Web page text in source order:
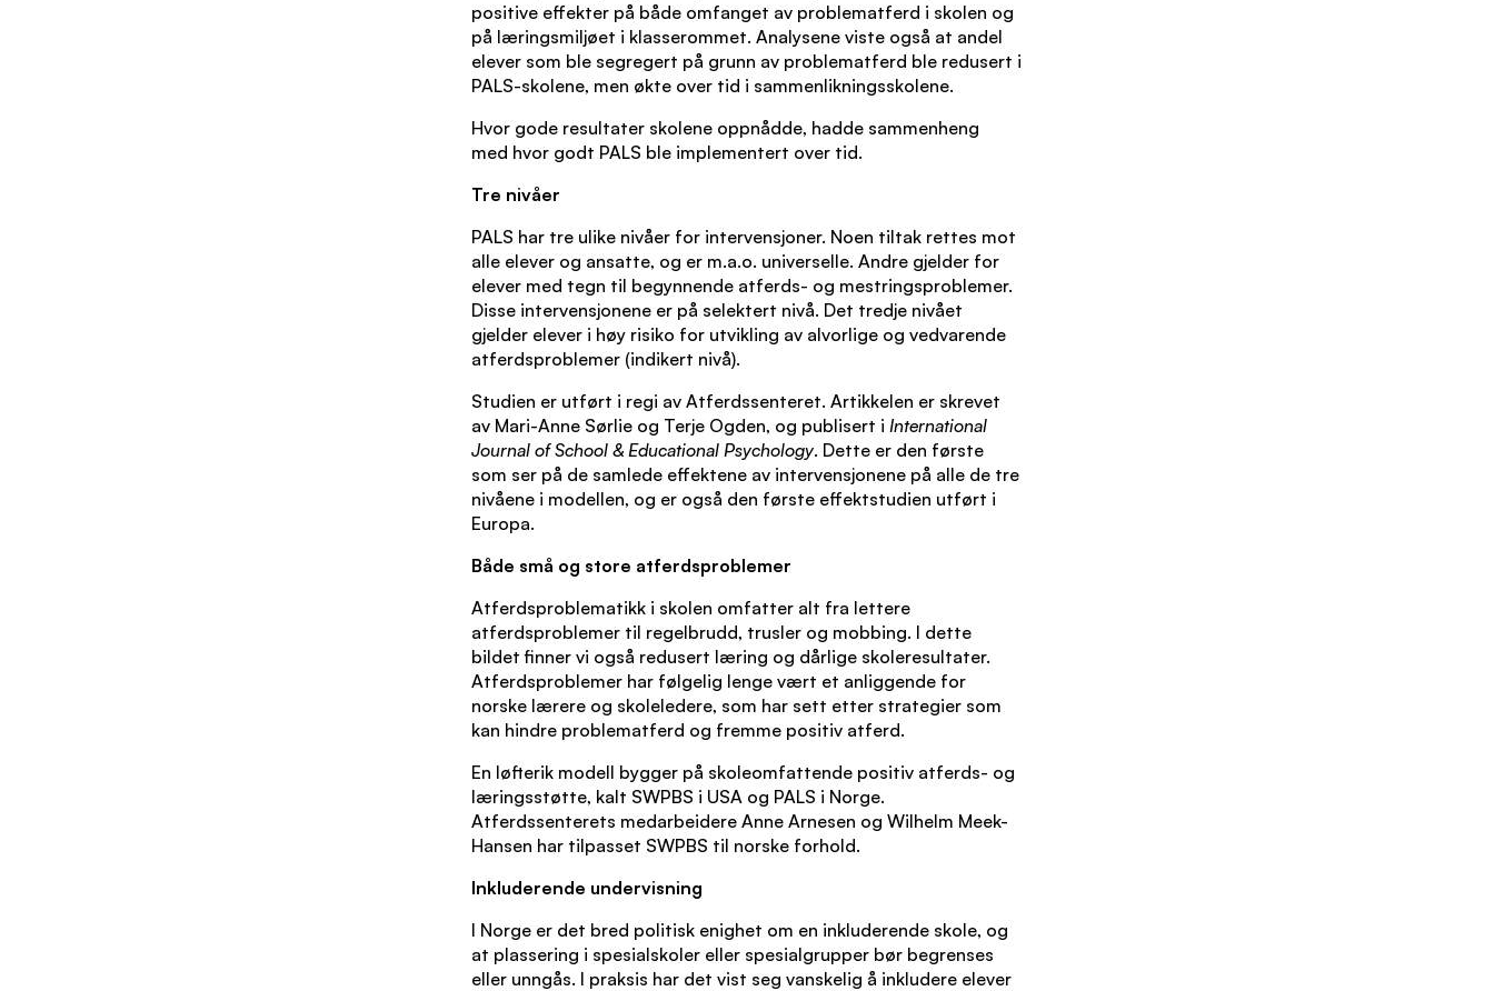
positive effekter på både omfanget av problematferd i skolen og
på læringsmiljøet i klasserommet. Analysene viste også at andel
elever som ble segregert på grunn av problematferd ble redusert i
PALS-skolene, men økte over tid i sammenlikningsskolene.
Hvor gode resultater skolene oppnådde, hadde sammenheng
med hvor godt PALS ble implementert over tid.
Tre nivåer
PALS har tre ulike nivåer for intervensjoner. Noen tiltak rettes mot
alle elever og ansatte, og er m.a.o. universelle. Andre gjelder for
elever med tegn til begynnende atferds- og mestringsproblemer.
Disse intervensjonene er på selektert nivå. Det tredje nivået
gjelder elever i høy risiko for utvikling av alvorlige og vedvarende
atferdsproblemer (indikert nivå).
Studien er utført i regi av Atferdssenteret. Artikkelen er skrevet
av Mari-Anne Sørlie og Terje Ogden, og publisert i International
Journal of School & Educational Psychology. Dette er den første
som ser på de samlede effektene av intervensjonene på alle de tre
nivåene i modellen, og er også den første effektstudien utført i
Europa.
Både små og store atferdsproblemer
Atferdsproblematikk i skolen omfatter alt fra lettere
atferdsproblemer til regelbrudd, trusler og mobbing. I dette
bildet finner vi også redusert læring og dårlige skoleresultater.
Atferdsproblemer har følgelig lenge vært et anliggende for
norske lærere og skoleledere, som har sett etter strategier som
kan hindre problematferd og fremme positiv atferd.
En løfterik modell bygger på skoleomfattende positiv atferds- og
læringsstøtte, kalt SWPBS i USA og PALS i Norge.
Atferdssenterets medarbeidere Anne Arnesen og Wilhelm Meek-
Hansen har tilpasset SWPBS til norske forhold.
Inkluderende undervisning
I Norge er det bred politisk enighet om en inkluderende skole, og
at plassering i spesialskoler eller spesialgrupper bør begrenses
eller unngås. I praksis har det vist seg vanskelig å inkludere elever